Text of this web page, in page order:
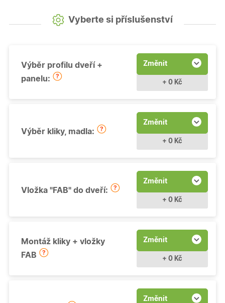
Vyberte si příslušenství
Výběr profilu dveří +
panelu:
Změnit
+ 0 Kč
Výběr kliky, madla:
Změnit
+ 0 Kč
Vložka "FAB" do dveří:
Změnit
+ 0 Kč
Montáž kliky + vložky
FAB
Změnit
+ 0 Kč
Změnit